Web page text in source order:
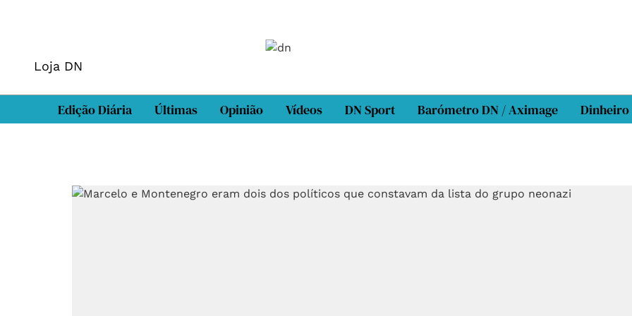
Loja DN
Edição Diária Últimas Opinião Vídeos DN Sport Barómetro DN / Aximage Dinheiro